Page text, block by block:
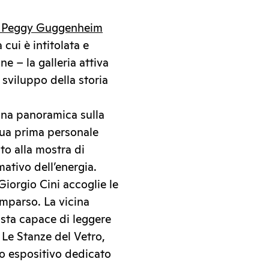
Guggenheim
cui è intitolata e
– la galleria attiva
sviluppo della storia
panoramica sulla
prima personale
alla mostra di
dell’energia.
Cini accoglie le
La vicina
capace di leggere
Stanze del Vetro,
espositivo dedicato